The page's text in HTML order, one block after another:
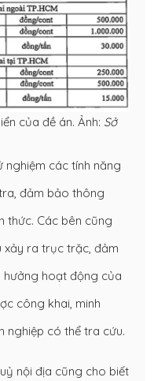
của đề án. Ảnh: Sở
nghiệm các tính năng
đảm bảo thông
thức. Các bên cũng
xảy ra trục trặc, đảm
hoạt động của
công khai, minh
nghiệp có thể tra cứu.
nội địa cũng cho biết